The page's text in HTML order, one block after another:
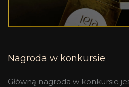
Nagroda w konkursie
Główną nagroda w konkursie